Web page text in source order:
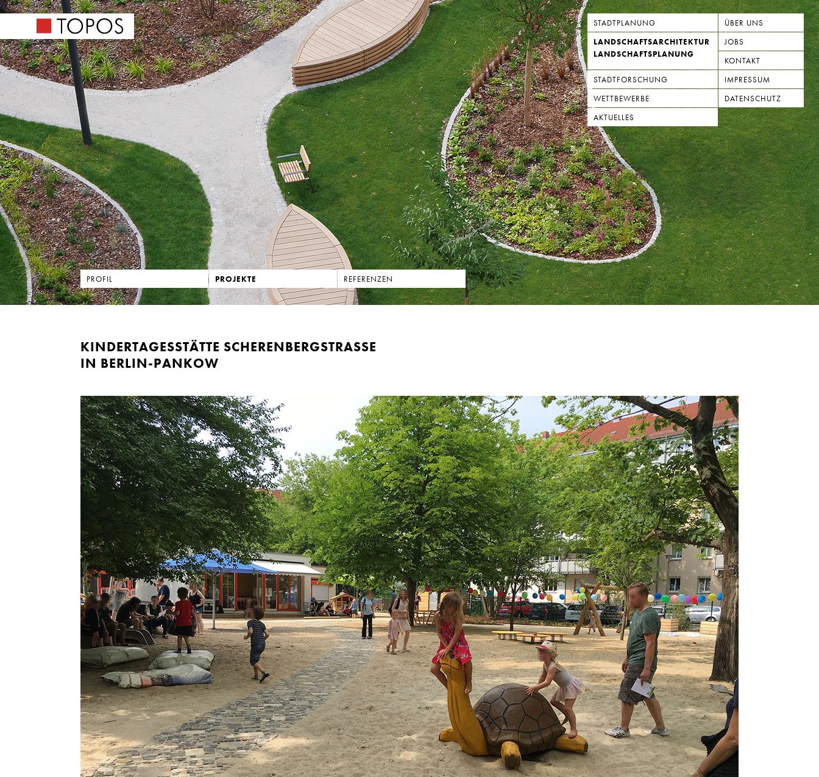
STADTPLANUNG
ÜBER UNS
LANDSCHAFTSARCHITEKTUR
LANDSCHAFTSPLANUNG
JOBS
STADTFORSCHUNG
KONTAKT
WETTBEWERBE
IMPRESSUM
AKTUELLES
DATENSCHUTZ
PROFIL PROJEKTE REFERENZEN
KINDERTAGESSTÄTTE SCHERENBERGSTRASSE
IN BERLIN-PANKOW